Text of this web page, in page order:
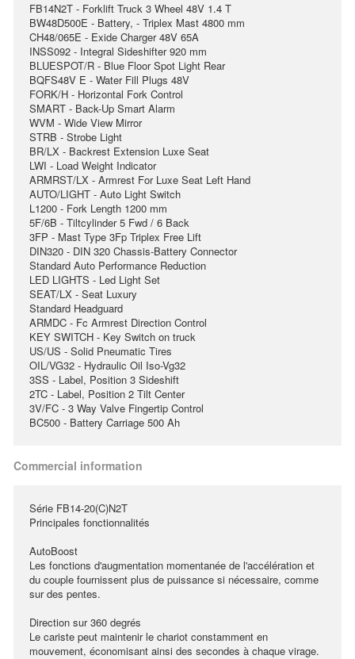
FB14N2T - Forklift Truck 3 Wheel 48V 1.4 T
BW48D500E - Battery, - Triplex Mast 4800 mm
CH48/065E - Exide Charger 48V 65A
INSS092 - Integral Sideshifter 920 mm
BLUESPOT/R - Blue Floor Spot Light Rear
BQFS48V E - Water Fill Plugs 48V
FORK/H - Horizontal Fork Control
SMART - Back-Up Smart Alarm
WVM - Wide View Mirror
STRB - Strobe Light
BR/LX - Backrest Extension Luxe Seat
LWI - Load Weight Indicator
ARMRST/LX - Armrest For Luxe Seat Left Hand
AUTO/LIGHT - Auto Light Switch
L1200 - Fork Length 1200 mm
5F/6B - Tiltcylinder 5 Fwd / 6 Back
3FP - Mast Type 3Fp Triplex Free Lift
DIN320 - DIN 320 Chassis-Battery Connector
Standard Auto Performance Reduction
LED LIGHTS - Led Light Set
SEAT/LX - Seat Luxury
Standard Headguard
ARMDC - Fc Armrest Direction Control
KEY SWITCH - Key Switch on truck
US/US - Solid Pneumatic Tires
OIL/VG32 - Hydraulic Oil Iso-Vg32
3SS - Label, Position 3 Sideshift
2TC - Label, Position 2 Tilt Center
3V/FC - 3 Way Valve Fingertip Control
BC500 - Battery Carriage 500 Ah
Commercial information
Série FB14-20(C)N2T
Principales fonctionnalités
AutoBoost
Les fonctions d'augmentation momentanée de l'accélération et
du couple fournissent plus de puissance si nécessaire, comme
sur des pentes.
Direction sur 360 degrés
Le cariste peut maintenir le chariot constamment en
mouvement, économisant ainsi des secondes à chaque virage.